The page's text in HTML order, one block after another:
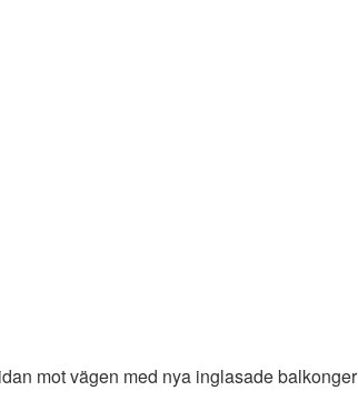
mot vägen med nya inglasade balkonger